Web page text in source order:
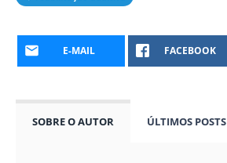
E-MAIL FACEBOOK
SOBRE O AUTOR ÚLTIMOS POSTS